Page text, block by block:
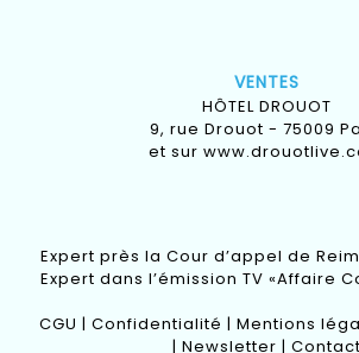
VENTES
HÔTEL DROUOT
9, rue Drouot - 75009
et sur
Expert près la Cour d’appel de
Expert dans l’émission TV «Affaire
CGU | Confidentialité | Mentions
| Newsletter | Contact